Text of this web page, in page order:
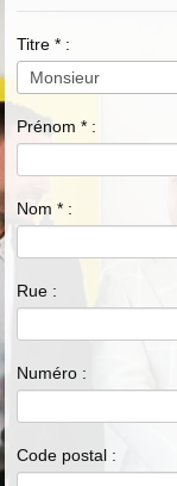
Titre* :
Prénom* :
Nom* :
Rue :
Numéro :
Code postal :